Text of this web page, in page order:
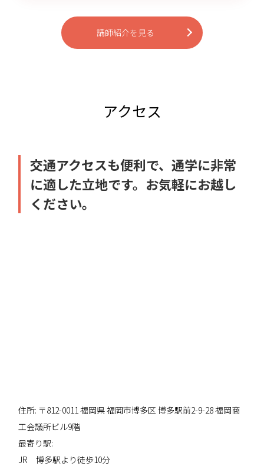
講師紹介を見る
アクセス
交通アクセスも便利で、通学に非常
に適した立地です。お気軽にお越し
ください。
住所: 〒812-0011 福岡県 福岡市博多区 博多駅前2-9-28 福岡商
工会議所ビル9階
最寄り駅:
JR 博多駅より徒歩10分